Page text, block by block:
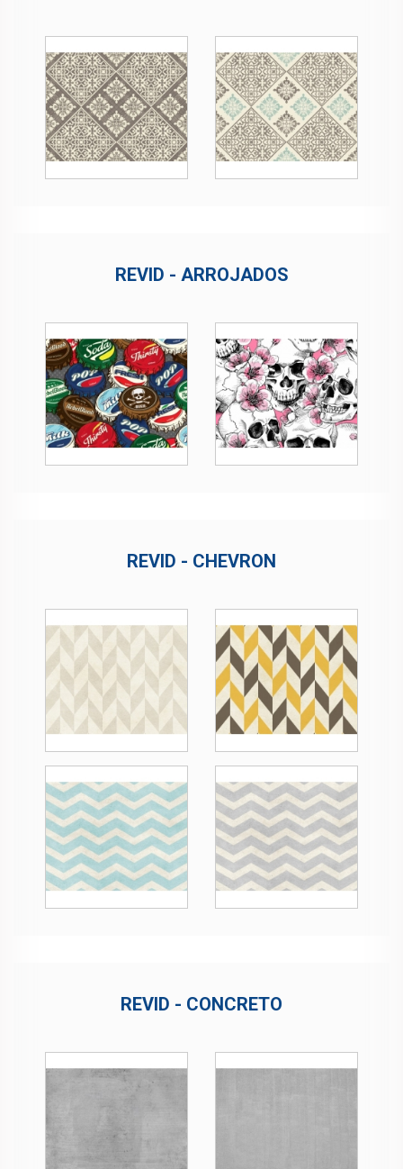
REVID - ARROJADOS
REVID - CHEVRON
REVID - CONCRETO